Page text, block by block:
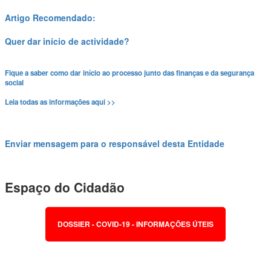
Artigo Recomendado:
Quer dar início de actividade?
Fique a saber como dar início ao processo junto das finanças e da segurança
social
Leia todas as informações aqui >>
Enviar mensagem para o responsável desta Entidade
Espaço do Cidadão
DOSSIER - COVID-19 - INFORMAÇÕES ÚTEIS